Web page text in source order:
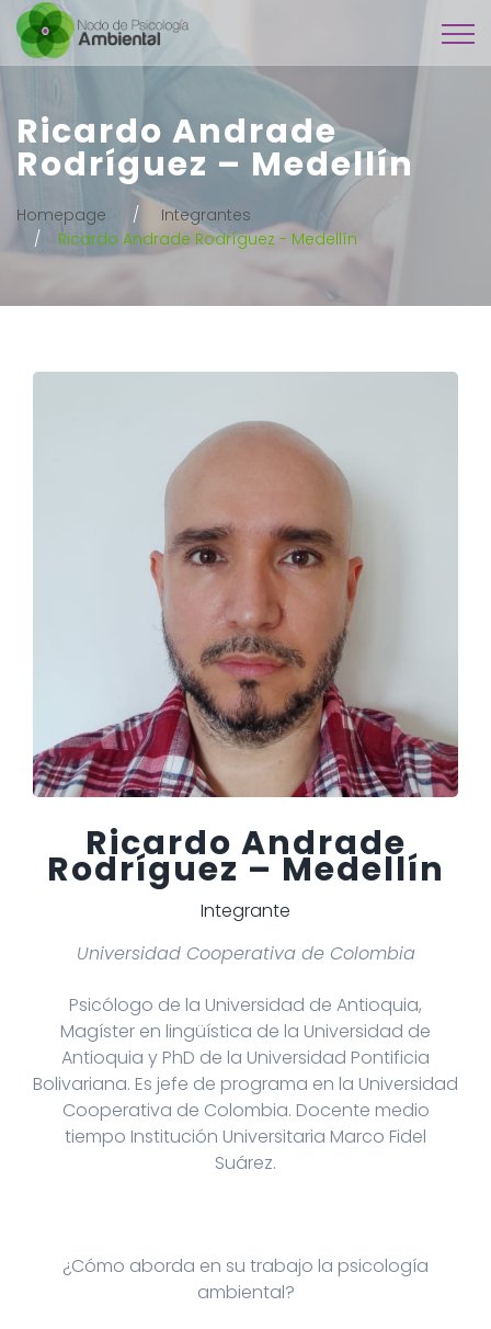
Ricardo Andrade
Rodríguez – Medellín
Homepage
Integrantes
Ricardo Andrade Rodríguez - Medellín
Ricardo Andrade
Rodríguez – Medellín
Integrante
Universidad Cooperativa de Colombia
Psicólogo de la Universidad de Antioquia,
Magíster en lingüística de la Universidad de
Antioquia y PhD de la Universidad Pontificia
Bolivariana. Es jefe de programa en la Universidad
Cooperativa de Colombia. Docente medio
tiempo Institución Universitaria Marco Fidel
Suárez.
¿Cómo aborda en su trabajo la psicología
ambiental?